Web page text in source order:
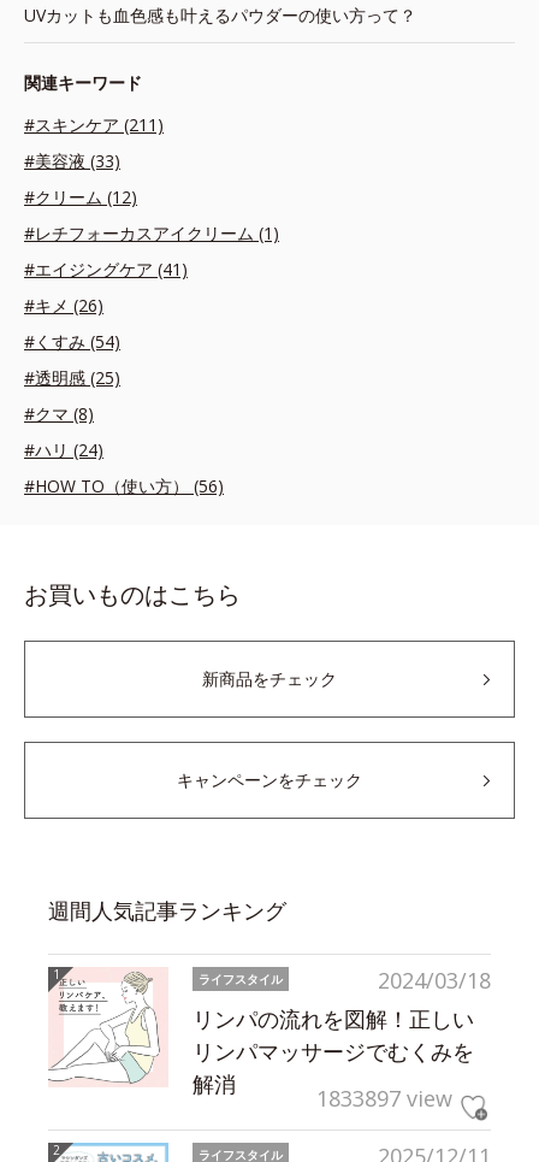
UVカットも血色感も叶えるパウダーの使い方って？
関連キーワード
#スキンケア (211)
#美容液 (33)
#クリーム (12)
#レチフォーカスアイクリーム (1)
#エイジングケア (41)
#キメ (26)
#くすみ (54)
#透明感 (25)
#クマ (8)
#ハリ (24)
#HOW TO（使い方） (56)
お買いものはこちら
新商品をチェック
キャンペーンをチェック
週間人気記事ランキング
2024/03/18
ライフスタイル
リンパの流れを図解！正しい
リンパマッサージでむくみを
解消
1833897 view
2025/12/11
ライフスタイル